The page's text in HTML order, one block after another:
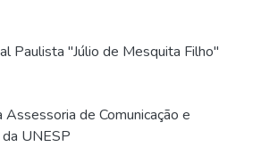
Paulista "Júlio de Mesquita Filho"
de Comunicação e
UNESP